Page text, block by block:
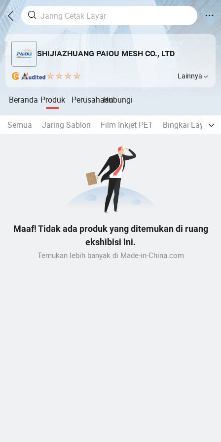
SHIJIAZHUANG PAIOU MESH CO., LTD
Lainnya
Beranda Produk PerusahaanHubungi
Semua Jaring Sablon Film Inkjet PET Bingkai Layar
Maaf! Tidak ada produk yang ditemukan di ruang
ekshibisi ini.
Temukan lebih banyak di Made-in-China.com